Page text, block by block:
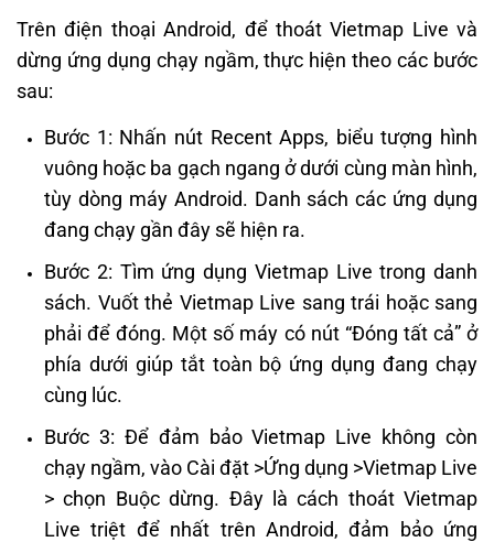
Trên điện thoại Android, để thoát Vietmap Live và
dừng ứng dụng chạy ngầm, thực hiện theo các bước
sau:
Bước 1: Nhấn nút Recent Apps, biểu tượng hình
vuông hoặc ba gạch ngang ở dưới cùng màn hình,
tùy dòng máy Android. Danh sách các ứng dụng
đang chạy gần đây sẽ hiện ra.
Bước 2: Tìm ứng dụng Vietmap Live trong danh
sách. Vuốt thẻ Vietmap Live sang trái hoặc sang
phải để đóng. Một số máy có nút “Đóng tất cả” ở
phía dưới giúp tắt toàn bộ ứng dụng đang chạy
cùng lúc.
Bước 3: Để đảm bảo Vietmap Live không còn
chạy ngầm, vào Cài đặt >Ứng dụng >Vietmap Live
> chọn Buộc dừng. Đây là cách thoát Vietmap
Live triệt để nhất trên Android, đảm bảo ứng